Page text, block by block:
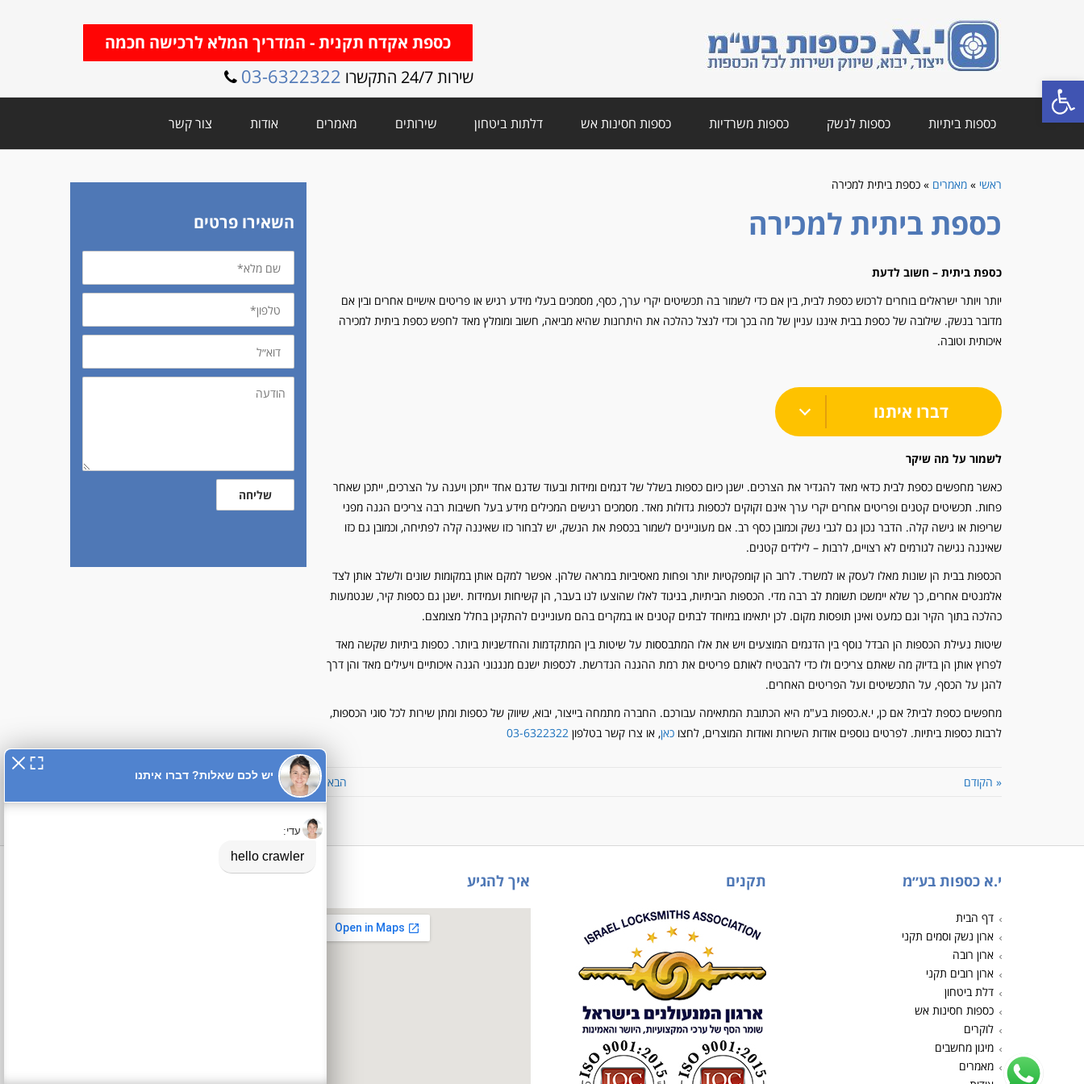
פתח סרגל נגישות
כספת אקדח תקנית - המדריך המלא לרכישה חכמה
שירות 24/7 התקשרו
03-6322322
כספות ביתיות כספות לנשק כספות משרדיות כספות חסינות אש דלתות ביטחון שירותים מאמרים אודות צור קשר
ראשי » מאמרים » כספת ביתית למכירה
כספת ביתית למכירה
כספת ביתית – חשוב לדעת
יותר ויותר ישראלים בוחרים לרכוש כספת לבית, בין אם כדי לשמור בה תכשיטים יקרי ערך, כסף, מסמכים בעלי מידע רגיש או פריטים אישיים אחרים ובין אם
מדובר בנשק. שילובה של כספת בבית איננו עניין של מה בכך וכדי לנצל כהלכה את היתרונות שהיא מביאה, חשוב ומומלץ מאד לחפש כספת ביתית למכירה
איכותית וטובה.
דברו איתנו
לשמור על מה שיקר
כאשר מחפשים כספת לבית כדאי מאד להגדיר את הצרכים. ישנן כיום כספות בשלל של דגמים ומידות ובעוד שדגם אחד ייתכן ויענה על הצרכים, ייתכן שאחר
פחות. תכשיטים קטנים ופריטים אחרים יקרי ערך אינם זקוקים לכספות גדולות מאד. מסמכים רגישים המכילים מידע בעל חשיבות רבה צריכים הגנה מפני
שריפות או גישה קלה. הדבר נכון גם לגבי נשק וכמובן כסף רב. אם מעוניינים לשמור בכספת את הנשק, יש לבחור כזו שאיננה קלה לפתיחה, וכמובן גם כזו
שאיננה נגישה לגורמים לא רצויים, לרבות – לילדים קטנים.
הכספות בבית הן שונות מאלו לעסק או למשרד. לרוב הן קומפקטיות יותר ופחות מאסיביות במראה שלהן. אפשר למקם אותן במקומות שונים ולשלב אותן לצד
אלמנטים אחרים, כך שלא יימשכו תשומת לב רבה מדי. הכספות הביתיות, בניגוד לאלו שהוצעו לנו בעבר, הן קשיחות ועמידות .ישנן גם כספות קיר, שנטמעות
כהלכה בתוך הקיר וגם כמעט ואינן תופסות מקום. לכן יתאימו במיוחד לבתים קטנים או במקרים בהם מעוניינים להתקינן בחלל מצומצם.
שיטות נעילת הכספות הן הבדל נוסף בין הדגמים המוצעים ויש את אלו המתבססות על שיטות בין המתקדמות והחדשניות ביותר. כספות ביתיות שקשה מאד
לפרוץ אותן הן בדיוק מה שאתם צריכים ולו כדי להבטיח לאותם פריטים את רמת ההגנה הנדרשת. לכספות ישנם מנגנוני הגנה איכותיים ויעילים מאד והן דרך
להגן על הכסף, על התכשיטים ועל הפריטים האחרים.
מחפשים כספת לבית? אם כן, י.א.כספות בע"מ היא הכתובת המתאימה עבורכם. החברה מתמחה בייצור, יבוא, שיווק של כספות ומתן שירות לכל סוגי הכספות,
לרבות כספות ביתיות. לפרטים נוספים אודות השירות ואודות המוצרים, לחצו כאן, או צרו קשר בטלפון 03-6322322
« הקודם הבא »
השאירו פרטים
שם
מלא
טלפון
דוא״ל
הודעה
שליחה
י.א כספות בע״מ
דף הבית
ארון נשק וסמים תקני
ארון רובה
ארון רובים תקני
דלת ביטחון
כספות חסינות אש
לוקרים
מיגון מחשבים
מאמרים
תקנים איך להגיע